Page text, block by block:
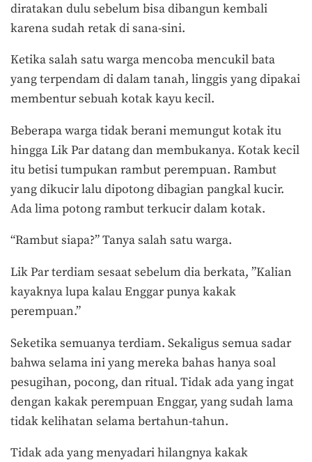
diratakan dulu sebelum bisa dibangun kembali
karena sudah retak di sana-sini.
Ketika salah satu warga mencoba mencukil bata
yang terpendam di dalam tanah, linggis yang dipakai
membentur sebuah kotak kayu kecil.
Beberapa warga tidak berani memungut kotak itu
hingga Lik Par datang dan membukanya. Kotak kecil
itu betisi tumpukan rambut perempuan. Rambut
yang dikucir lalu dipotong dibagian pangkal kucir.
Ada lima potong rambut terkucir dalam kotak.
“Rambut siapa?” Tanya salah satu warga.
Lik Par terdiam sesaat sebelum dia berkata, ”Kalian
kayaknya lupa kalau Enggar punya kakak
perempuan.”
Seketika semuanya terdiam. Sekaligus semua sadar
bahwa selama ini yang mereka bahas hanya soal
pesugihan, pocong, dan ritual. Tidak ada yang ingat
dengan kakak perempuan Enggar, yang sudah lama
tidak kelihatan selama bertahun-tahun.
Tidak ada yang menyadari hilangnya kakak